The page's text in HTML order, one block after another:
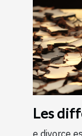
Les
e divorce